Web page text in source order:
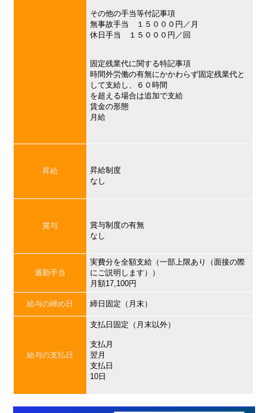
その他の手当等付記事項
無事故手当 １５０００円／月
休日手当 １５０００円／回
固定残業代に関する特記事項
時間外労働の有無にかかわらず固定残業代と
して支給し、６０時間
を超える場合は追加で支給
賃金の形態
月給
昇給
昇給制度
なし
賞与
賞与制度の有無
なし
通勤手当
実費分を全額支給（一部上限あり（面接の際
にご説明します））
月額17,100円
給与の締め日 締日固定（月末）
給与の支払日
支払日固定（月末以外）
支払月
翌月
支払日
10日